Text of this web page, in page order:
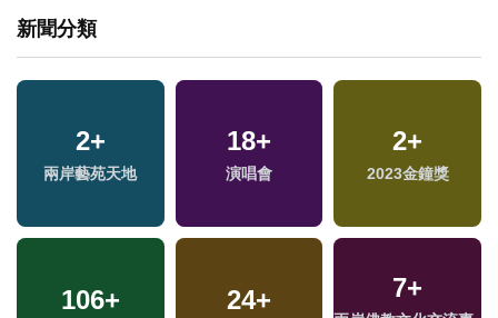
新聞分類
2+
兩岸藝苑天地
18+
演唱會
2+
2023金鐘獎
106+ 24+ 7+